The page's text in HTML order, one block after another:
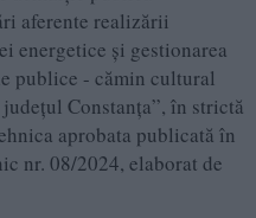
aferente realizării
energetice şi gestionarea
publice - cămin cultural
Constanța”, în strictă
aprobata publicată în
nr. 08/2024, elaborat de